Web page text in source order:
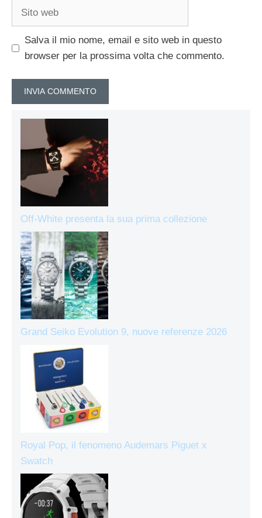
Sito
Salva il mio nome, email e sito web in questo
browser per la prossima volta che commento.
Off-White presenta la sua prima collezione
Grand Seiko Evolution 9, nuove referenze 2026
Royal Pop, il fenomeno Audemars Piguet x
Swatch